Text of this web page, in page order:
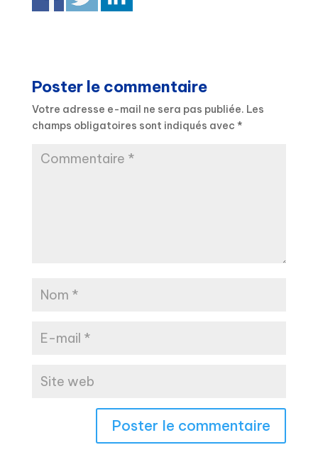
Poster le commentaire
Votre adresse e-mail ne sera pas publiée. Les
champs obligatoires sont indiqués avec *